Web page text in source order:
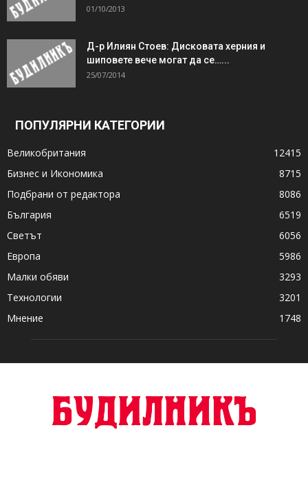
01/10/2013
Д-р Илиян Стоев: Дисковата херния и
шиповете вече могат да се…...
25/07/2014
ПОПУЛЯРНИ КАТЕГОРИИ
Великобритания
12415
Бизнес и Икономика
8715
Подбрани от редактора
8086
България
6519
Светът
6056
Европа
5986
Малки обяви
3293
Технологии
3201
Мнение
1748